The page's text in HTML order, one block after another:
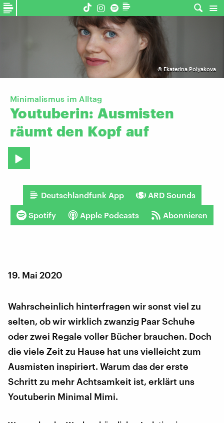
© Ekaterina Polyakova
Minimalismus im Alltag
Youtuberin: Ausmisten
räumt den Kopf auf
Deutschlandfunk App ARD Sounds
Spotify Apple Podcasts Abonnieren
19. Mai 2020
Wahrscheinlich hinterfragen wir sonst viel zu
selten, ob wir wirklich zwanzig Paar Schuhe
oder zwei Regale voller Bücher brauchen. Doch
die viele Zeit zu Hause hat uns vielleicht zum
Ausmisten inspiriert. Warum das der erste
Schritt zu mehr Achtsamkeit ist, erklärt uns
Youtuberin Minimal Mimi.